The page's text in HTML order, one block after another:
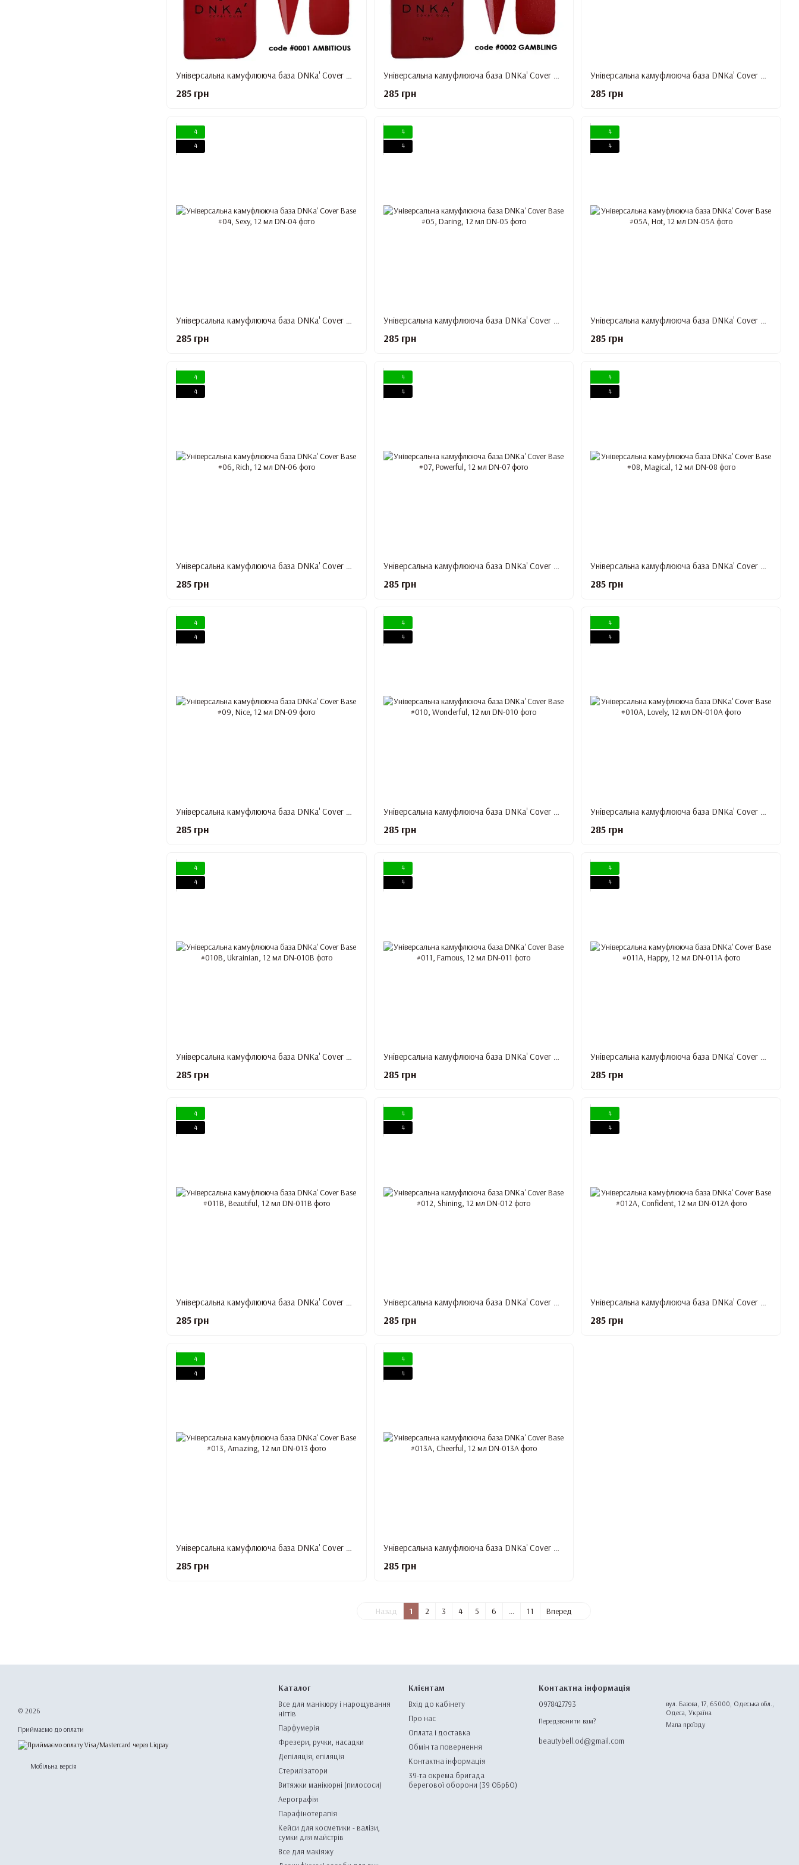
285 грн 285 грн 285 грн
4
4
Універсальна камуфлююча база DNKa' Cover Base #04, Sexy, 12 мл
285 грн
4
4
Універсальна камуфлююча база DNKa' Cover Base #05, Daring, 12 мл
285 грн
4
4
Універсальна камуфлююча база DNKa' Cover Base #05A, Hot, 12 мл
285 грн
4
4
Універсальна камуфлююча база DNKa' Cover Base #06, Rich, 12 мл
285 грн
4
4
Універсальна камуфлююча база DNKa' Cover Base #07, Powerful, 12 мл
285 грн
4
4
Універсальна камуфлююча база DNKa' Cover Base #08, Magical, 12 мл
285 грн
4
4
285 грн
4
4
285 грн
4
4
285 грн
4
4
Універсальна камуфлююча база DNKa' Cover Base #010B, Ukrainian, 12 мл
285 грн
4
4
Універсальна камуфлююча база DNKa' Cover Base #011, Famous, 12 мл
285 грн
4
4
Універсальна камуфлююча база DNKa' Cover Base #011A, Happy, 12 мл
285 грн
4
4
Універсальна камуфлююча база DNKa' Cover Base #011B, Beautiful, 12 мл
285 грн
4
4
Універсальна камуфлююча база DNKa' Cover Base #012, Shining, 12 мл
285 грн
4
4
Універсальна камуфлююча база DNKa' Cover Base #012A, Confident, 12 мл
285 грн
4
4
285 грн
4
4
285 грн
Назад 1 2 3 4 5 6 ... 11 Вперед
© 2026
Приймаємо до оплати
Мобільна версія
Каталог
Все для манікюру і нарощування
нігтів
Парфумерія
Фрезери, ручки, насадки
Депіляція, епіляція
Стерилізатори
Витяжки манікюрні (пилососи)
Аерографія
Парафінотерапія
Кейси для косметики - валізи,
сумки для майстрів
Все для макіяжу
Клієнтам
Вхід до кабінету
Про нас
Оплата і доставка
Обмін та повернення
Контактна інформація
39-та окрема бригада
берегової оборони (39 ОБрБО)
Контактна інформація
0978427793
Передзвонити вам?
beautybell.od@gmail.com
вул. Базова, 17, 65000, Одеська обл.,
Одеса, Україна
Мапа проїзду